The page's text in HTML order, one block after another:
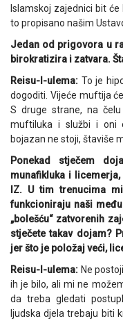
Islamskoj zajednici bit
to propisano našim
Jedan od prigovora u
birokratizira i zatvara.
Reisu-l-ulema: To je
dogoditi. Vijeće muftija
S druge strane, na
muftiluka i službi i oni
bojazan ne stoji, štaviše
Ponekad stječem
munafikluka i
IZ. U tim trenucima
funkcioniraju naši
„bolešću“ zatvorenih
stječete takav dojam?
jer što je položaj veći,
Reisu-l-ulema: Ne
ih je bilo, ali mi ne
da treba gledati
ljudska djela trebaju biti